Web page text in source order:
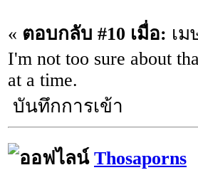
« ตอบกลับ #10 เมื่อ: เม
I'm not too sure about
at a time.
บันทึกการเข้า
Thosaporns